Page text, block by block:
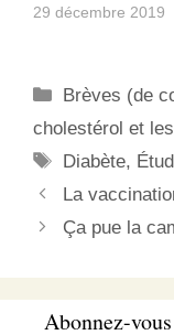
que cet effet
celui-ci qui
peu répandu, mais
néanmoins présent.
ami m’ayant
fait part de ses
29 décembre 2019
Catégories
Brèves (de
cholestérol et
Étiquettes
Diabète,
La
Ça pue la
Abonnez-